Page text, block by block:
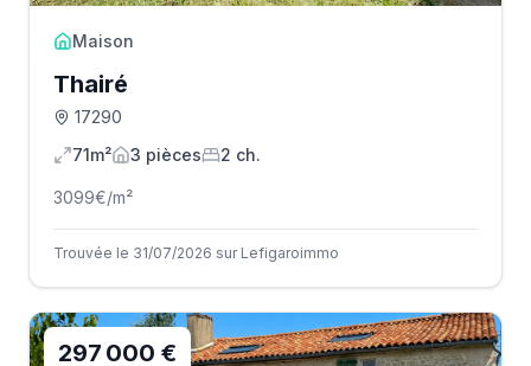
Maison
Thairé
17290
71m²
3 pièces 2 ch.
3099€/m²
Trouvée le 31/07/2026 sur Lefigaroimmo
297 000 €